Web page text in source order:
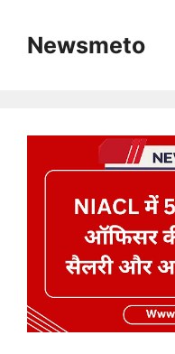
contentNewsmeto